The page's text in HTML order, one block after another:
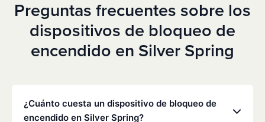
Preguntas frecuentes sobre los
dispositivos de bloqueo de
encendido en Silver Spring
¿Cuánto cuesta un dispositivo de bloqueo de
encendido en Silver Spring?